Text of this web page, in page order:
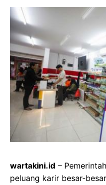
wartakini.id –
peluang karir besar-